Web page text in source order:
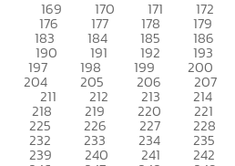
169 170 171 172
176 177 178 179
183 184 185 186
190 191 192 193
197 198 199 200
204 205 206 207
211 212 213 214
218 219 220 221
225 226 227 228
232 233 234 235
239 240 241 242